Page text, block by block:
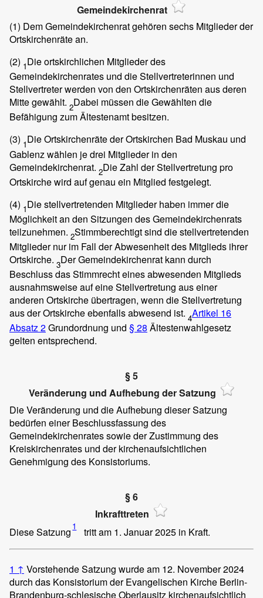
Gemeindekirchenrat
(1) Dem Gemeindekirchenrat gehören sechs Mitglieder der
Ortskirchenräte an.
(2) 1Die ortskirchlichen Mitglieder des
Gemeindekirchenrates und die Stellvertreterinnen und
Stellvertreter werden von den Ortskirchenräten aus deren
Mitte gewählt. 2Dabei müssen die Gewählten die
Befähigung zum Ältestenamt besitzen.
(3) 1Die Ortskirchenräte der Ortskirchen Bad Muskau und
Gablenz wählen je drei Mitglieder in den
Gemeindekirchenrat. 2Die Zahl der Stellvertretung pro
Ortskirche wird auf genau ein Mitglied festgelegt.
(4) 1Die stellvertretenden Mitglieder haben immer die
Möglichkeit an den Sitzungen des Gemeindekirchenrats
teilzunehmen. 2Stimmberechtigt sind die stellvertretenden
Mitglieder nur im Fall der Abwesenheit des Mitglieds ihrer
Ortskirche. 3Der Gemeindekirchenrat kann durch
Beschluss das Stimmrecht eines abwesenden Mitglieds
ausnahmsweise auf eine Stellvertretung aus einer
anderen Ortskirche übertragen, wenn die Stellvertretung
aus der Ortskirche ebenfalls abwesend ist. 4Artikel 16
Absatz 2Grundordnung und § 28 Ältestenwahlgesetz
gelten entsprechend.
§ 5
Veränderung und Aufhebung der Satzung
Die Veränderung und die Aufhebung dieser Satzung
bedürfen einer Beschlussfassung des
Gemeindekirchenrates sowie der Zustimmung des
Kreiskirchenrates und der kirchenaufsichtlichen
Genehmigung des Konsistoriums.
§ 6
Inkrafttreten
Diese Satzung 1 tritt am 1. Januar 2025 in Kraft.
1 ↑ Vorstehende Satzung wurde am 12. November 2024
durch das Konsistorium der Evangelischen Kirche Berlin-
Brandenburg-schlesische Oberlausitz kirchenaufsichtlich